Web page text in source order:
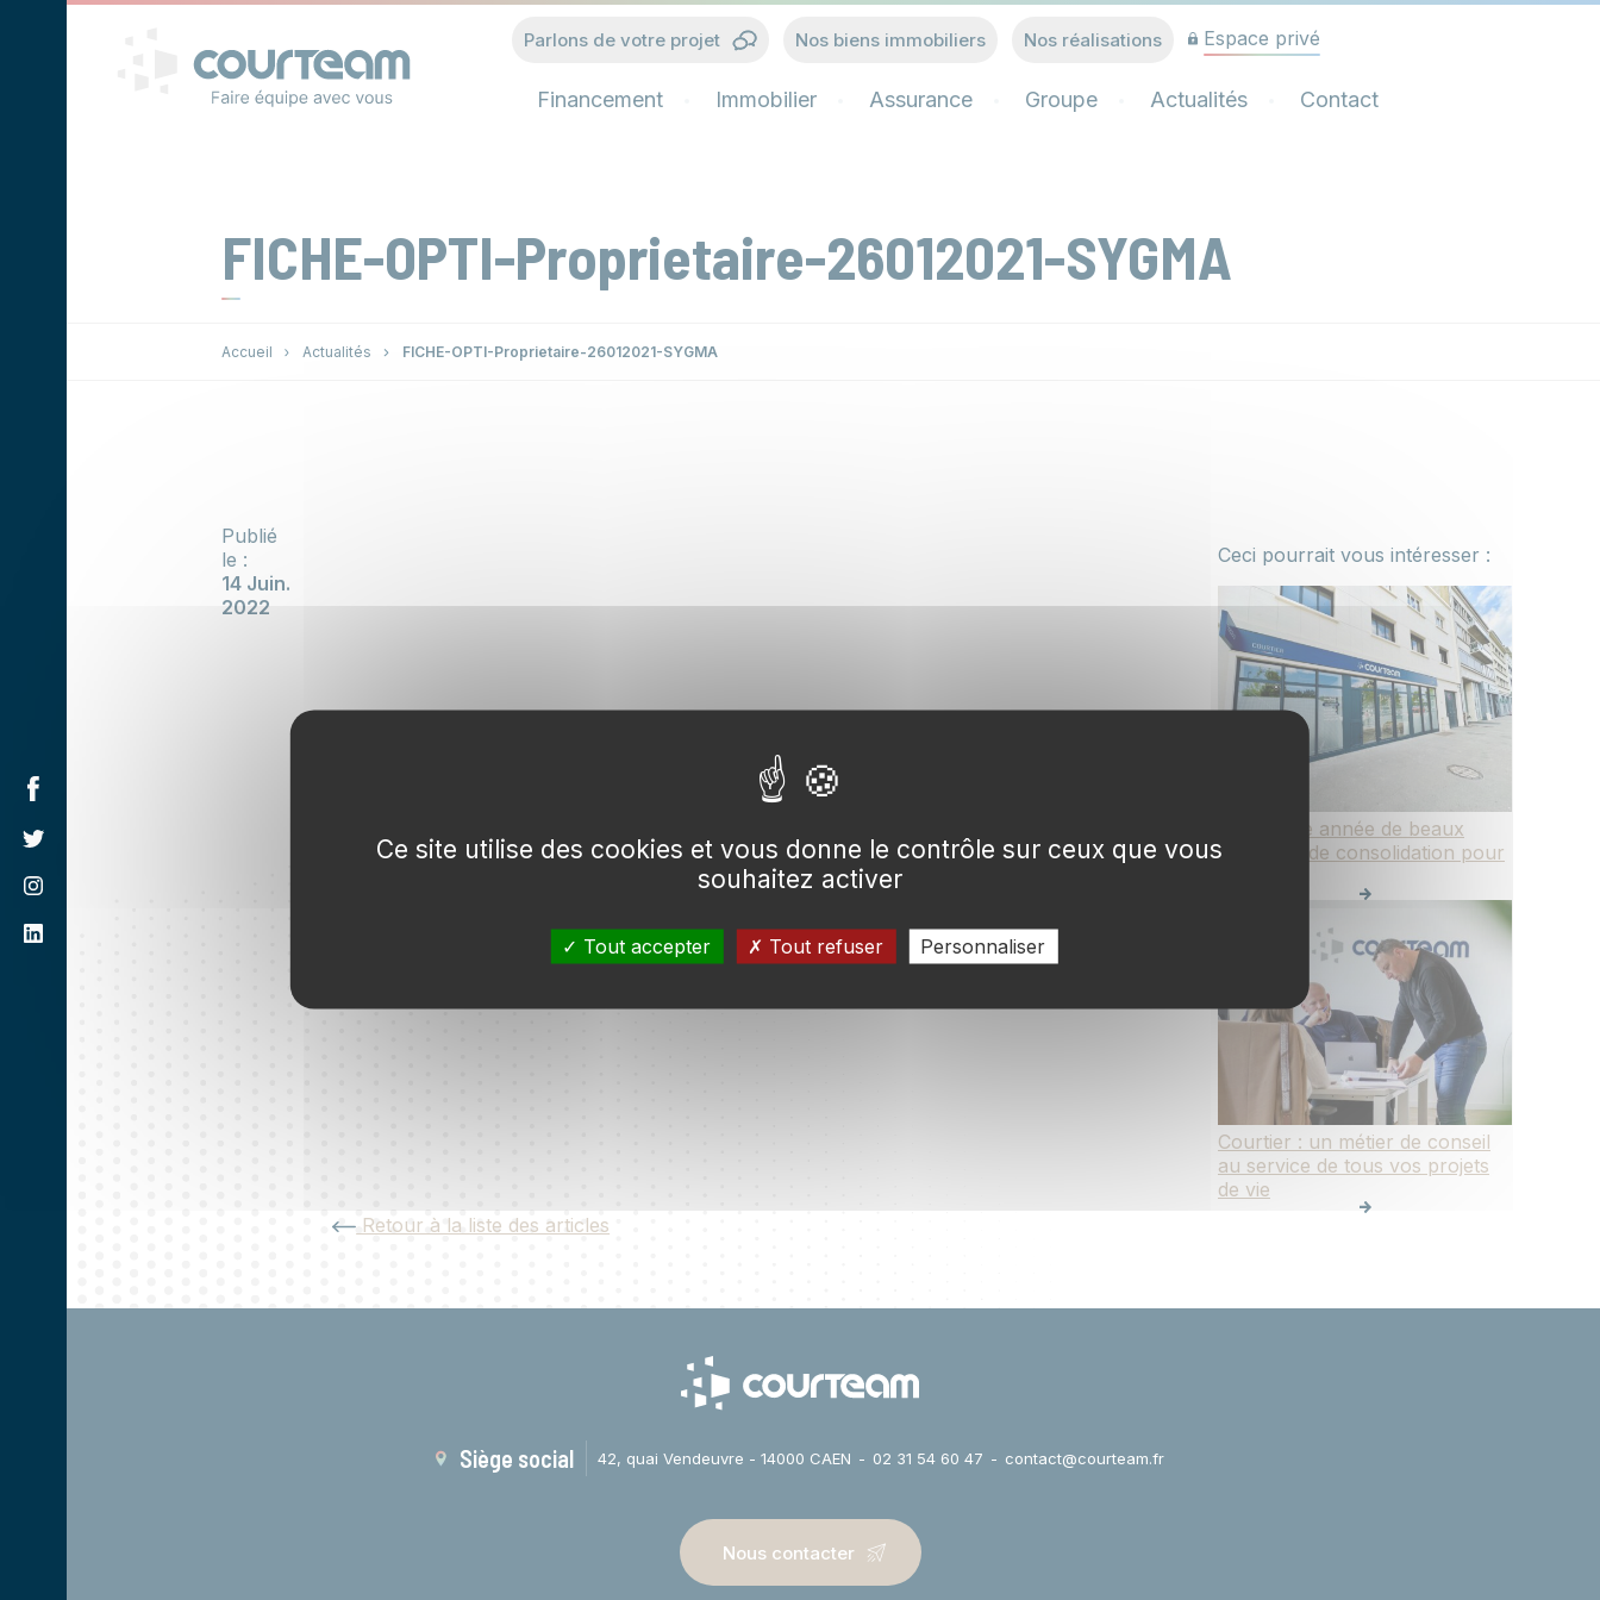
Parlons de votre projet Nos biens immobiliers Nos réalisations Espace privé
Financement Immobilier Assurance Groupe Actualités Contact
FICHE-OPTI-Proprietaire-26012021-SYGMA
Accueil Actualités FICHE-OPTI-Proprietaire-26012021-SYGMA
Publié
le :
14 Juin.
2022
Ceci pourrait vous intéresser :
2025 : une année de beaux
projets et de consolidation pour
Courtier : un métier de conseil
au service de tous vos projets
de vie
Retour à la liste des articles
Siège social 42, quai Vendeuvre - 14000 CAEN 02 31 54 60 47 contact@courteam.fr
Nous contacter
Panneau de gestion des cookies
Ce site utilise des cookies et vous donne le contrôle sur ceux que vous
souhaitez activer
Tout accepter Tout refuser Personnaliser